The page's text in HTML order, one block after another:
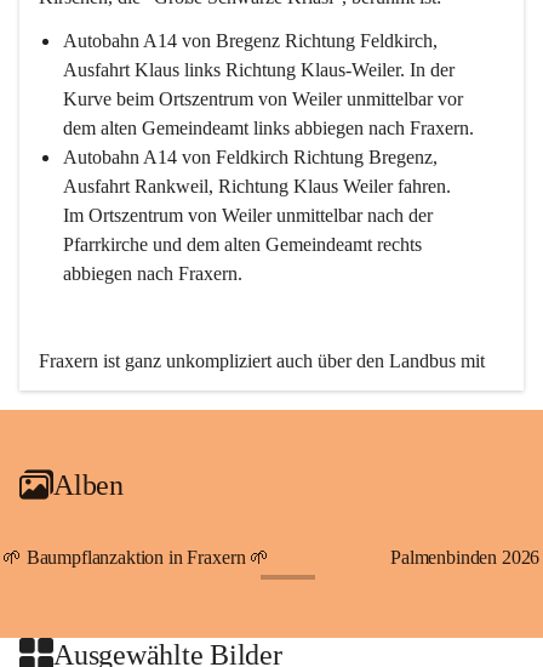
Autobahn A14 von Bregenz Richtung Feldkirch,
Ausfahrt Klaus links Richtung Klaus-Weiler. In der
Kurve beim Ortszentrum von Weiler unmittelbar vor
dem alten Gemeindeamt links abbiegen nach Fraxern.
Autobahn A14 von Feldkirch Richtung Bregenz,
Ausfahrt Rankweil, Richtung Klaus Weiler fahren.
Im Ortszentrum von Weiler unmittelbar nach der
Pfarrkirche und dem alten Gemeindeamt rechts
abbiegen nach Fraxern.
Fraxern ist ganz unkompliziert auch über den Landbus mit
den öffentlichen Verkehrsmitteln zu erreichen. Die Linie
An Samstagen, Sonn- und Feiertagen können Sie bequem
persönlichen Linienbus zur gewünschten Zeit zu Ihrer
Haltestelle bestellen. Sowohl von Weiler kommend nach
beide Fahrten Weiler-Fraxern-Weiler.
Alben
🌱 Baumpflanzaktion in Fraxern 🌱 Palmenbinden 2026
Ausgewählte Bilder